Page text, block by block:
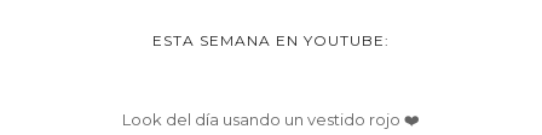
ESTA SEMANA EN YOUTUBE:
Look del día usando un vestido rojo ❤️